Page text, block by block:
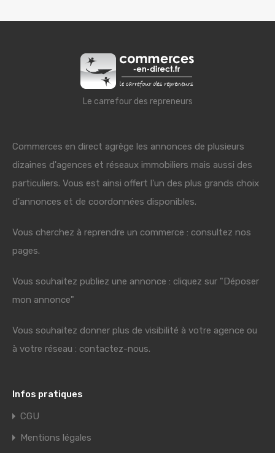
Le carrefour des repreneurs
Commerces en direct agrège les annonces de plusieurs
dizaines d'agences et réseaux immobiliers mais aussi des
particuliers. Vous est ainsi offert l'un des plus grands choix
d'annonces et de coordonnées disponibles.
Vous cherchez à reprendre un commerce : consultez nos
pages.
Vous souhaitez publiez une annonce : cliquez sur "Déposer
mon annonce"
Vous souhaitez donner plus de visibilité à votre agence ou
à votre réseau : contactez-nous.
Infos pratiques
CGU
Mentions légales